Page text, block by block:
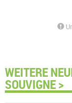
WEITERE
SOUVIGNE >